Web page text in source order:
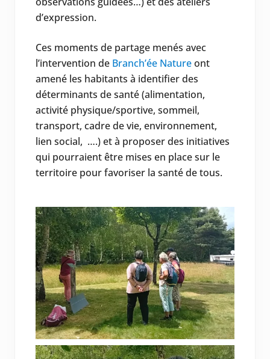
d’expression.
Ces moments de partage menés avec
l’intervention de Branch’ée Natureont
amené les habitants à identifier des
déterminants de santé (alimentation,
activité physique/sportive, sommeil,
transport, cadre de vie, environnement,
lien social, ….) et à proposer des initiatives
qui pourraient être mises en place sur le
territoire pour favoriser la santé de tous.